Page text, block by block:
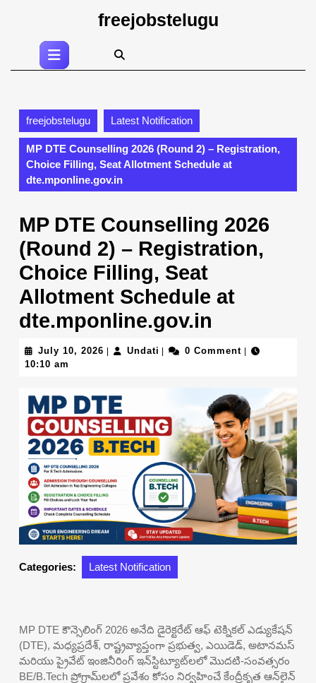
to
freejobstelugu
Open
Button
freejobstelugu Latest Notification
MP DTE Counselling 2026 (Round 2) – Registration,
Choice Filling, Seat Allotment Schedule at
dte.mponline.gov.in
MP DTE Counselling 2026
(Round 2) – Registration,
Choice Filling, Seat
Allotment Schedule at
dte.mponline.gov.in
July 10, 2026 July Undati Undati0 Comment
10:10 am
Categories: Latest Notification
MP DTE కౌన్సెలింగ్ 2026 అనేది డైరెక్టరేట్ ఆఫ్ టెక్నికల్ ఎడ్యుకేషన్
(DTE), మధ్యప్రదేశ్, రాష్ట్రవ్యాప్తంగా ప్రభుత్వ, ఎయిడెడ్, అటానమస్
మరియు ప్రైవేట్ ఇంజినీరింగ్ ఇన్‌స్టిట్యూట్‌లలో మొదటి-సంవత్సరం
BE/B.Tech ప్రోగ్రామ్‌లలో ప్రవేశం కోసం నిర్వహించే కేంద్రీకృత ఆన్‌లైన్